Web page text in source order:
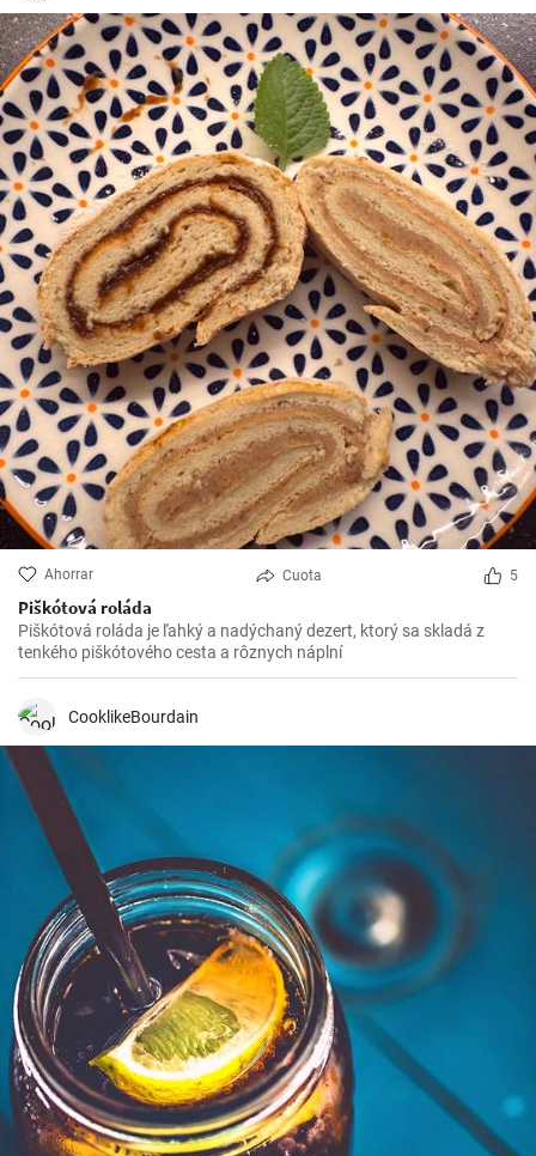
disfrutes tanto como yo.
Ahorrar Cuota 5
Piškótová roláda
Piškótová roláda je ľahký a nadýchaný dezert, ktorý sa skladá z
tenkého piškótového cesta a rôznych náplní
CooklikeBourdain